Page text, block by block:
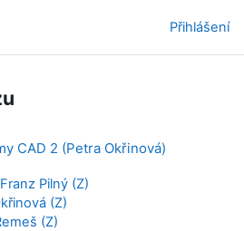
Přihlášení
CAD 2 (Petra Okřinová)
Pilný (Z)
(Z)
(Z)